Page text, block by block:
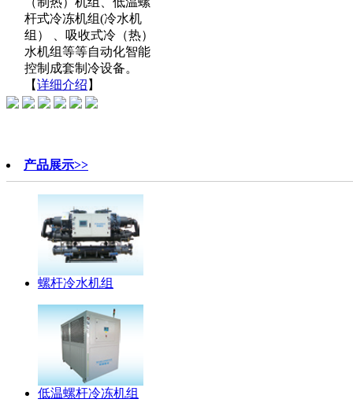
杆式冷冻机组(冷水机
组） 、吸收式冷（热）
水机组等等自动化智能
控制成套制冷设备。
【详细介绍 】
产品展示>>
螺杆冷水机组
低温螺杆冷冻机组